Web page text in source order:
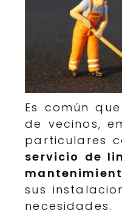
Es común
de vecinos,
particulares
servicio de
sus
necesidades.